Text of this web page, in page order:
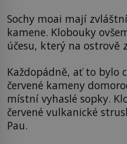
Sochy moai mají
kamene. Klobouky
účesu, který na ostrově
Každopádně, ať to bylo
červené kameny
místní vyhaslé sopky.
červené vulkanické
Pau.